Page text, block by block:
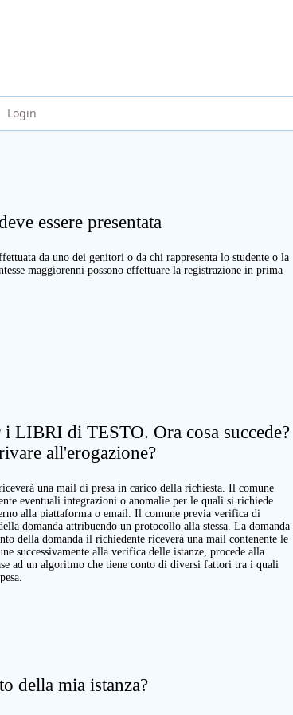
Login
essere presentata
da uno dei genitori o da chi rappresenta lo studente o la
maggiorenni possono effettuare la registrazione in prima
LIBRI di TESTO. Ora cosa succede?
all'erogazione?
una mail di presa in carico della richiesta. Il comune
eventuali integrazioni o anomalie per le quali si richiede
alla piattaforma o email. Il comune previa verifica di
domanda attribuendo un protocollo alla stessa. La domanda
della domanda il richiedente riceverà una mail contenente le
successivamente alla verifica delle istanze, procede alla
ad un algoritmo che tiene conto di diversi fattori tra i quali
della mia istanza?